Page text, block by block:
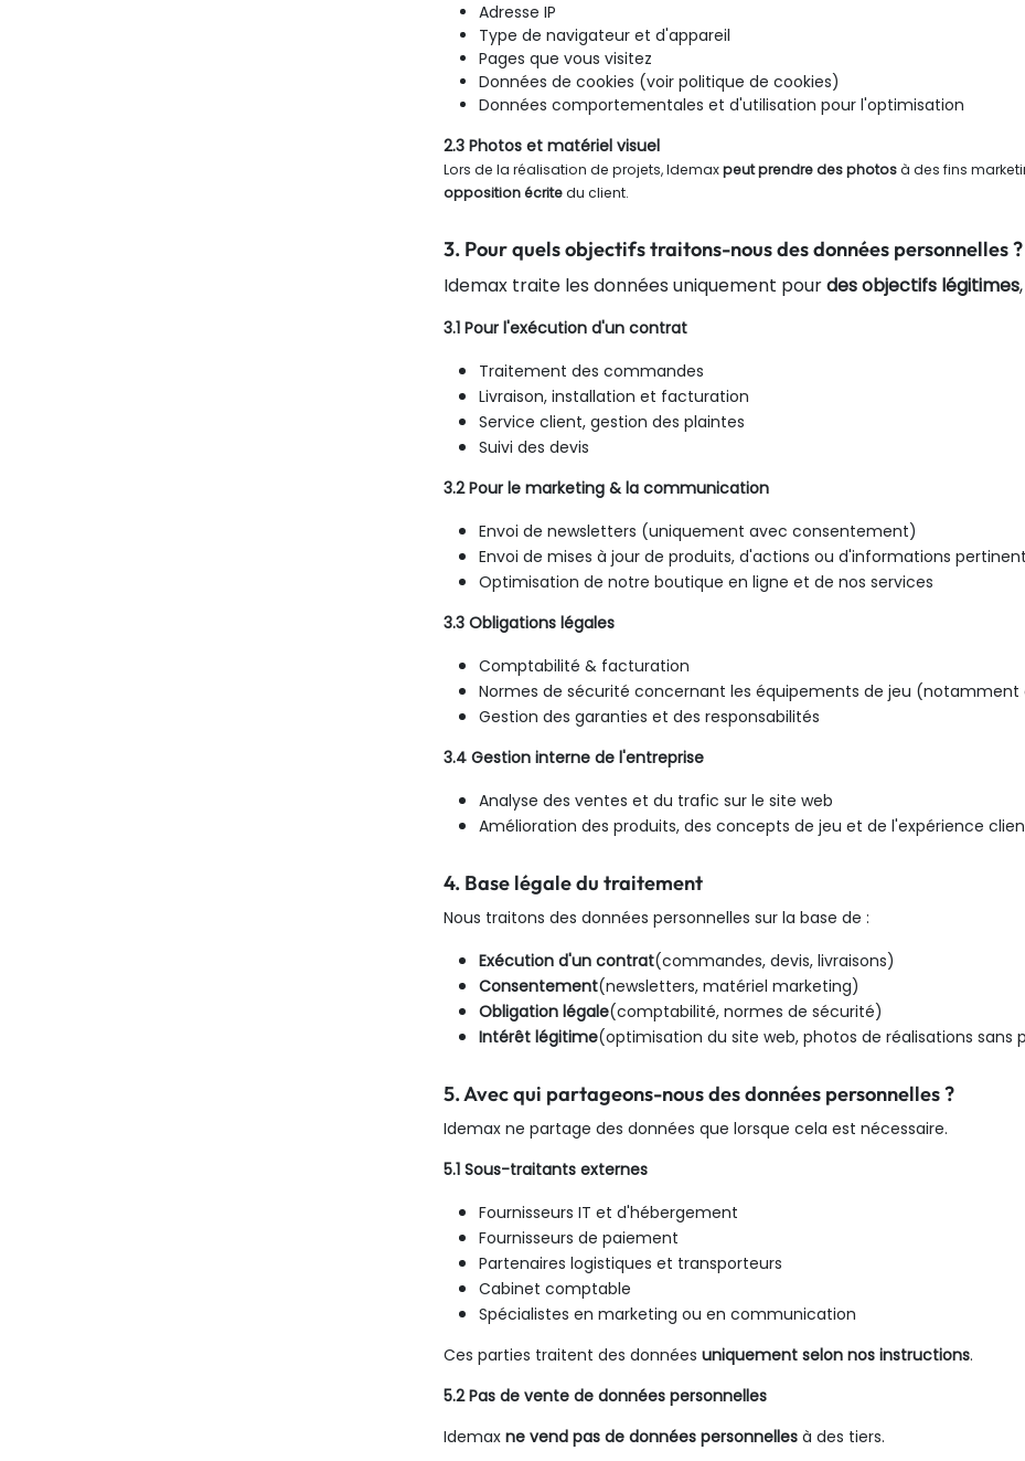
Adresse IP
Type de navigateur et d'appareil
Pages que vous visitez
Données de cookies (voir politique de cookies)
Données comportementales et d'utilisation pour l'optimisation
2.3 Photos et matériel visuel
Lors de la réalisation de projets, Idemaxpeut prendre des photosà des fins
opposition écritedu client.
3. Pour quels objectifs traitons-nous des données personnelles ?
Idemax traite les données uniquement pourdes objectifs légitimes
3.1 Pour l'exécution d'un contrat
Traitement des commandes
Livraison, installation et facturation
Service client, gestion des plaintes
Suivi des devis
3.2 Pour le marketing & la communication
Envoi de newsletters (uniquement avec consentement)
Envoi de mises à jour de produits, d'actions ou d'informations
Optimisation de notre boutique en ligne et de nos services
3.3 Obligations légales
Comptabilité & facturation
Normes de sécurité concernant les équipements de jeu (notamment
Gestion des garanties et des responsabilités
3.4 Gestion interne de l'entreprise
Analyse des ventes et du trafic sur le site web
Amélioration des produits, des concepts de jeu et de l'expérience
4. Base légale du traitement
Nous traitons des données personnelles sur la base de :
Exécution d'un contrat(commandes, devis, livraisons)
Consentement(newsletters, matériel marketing)
Obligation légale(comptabilité, normes de sécurité)
Intérêt légitime(optimisation du site web, photos de réalisations sans
5. Avec qui partageons-nous des données personnelles ?
Idemax ne partage des données que lorsque cela est nécessaire.
5.1 Sous-traitants externes
Fournisseurs IT et d'hébergement
Fournisseurs de paiement
Partenaires logistiques et transporteurs
Cabinet comptable
Spécialistes en marketing ou en communication
Ces parties traitent des données uniquement selon nos instructions.
5.2 Pas de vente de données personnelles
Idemax ne vend pas de données personnelles à des tiers.